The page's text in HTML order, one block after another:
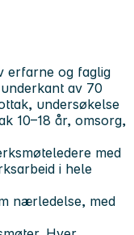
erfarne og faglig
av 70
undersøkelse
10–18 år, omsorg,
med
i hele
nærledelse, med